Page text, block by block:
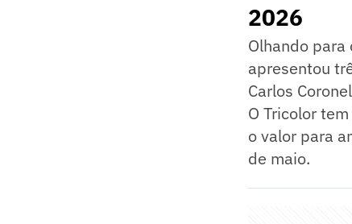
2026
Olhando para
apresentou
Carlos
O Tricolor
o valor para
de maio.